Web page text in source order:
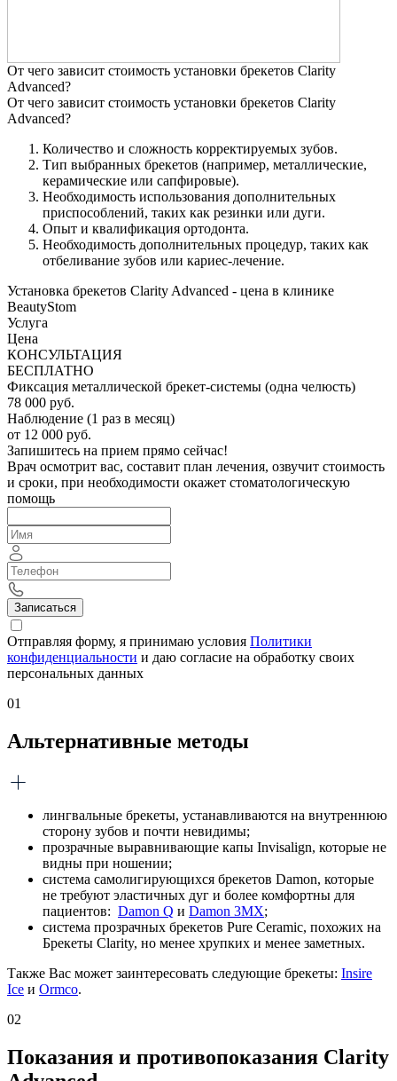
От чего зависит стоимость установки брекетов Clarity
Advanced?
От чего зависит стоимость установки брекетов Clarity
Advanced?
Количество и сложность корректируемых зубов.
Тип выбранных брекетов (например, металлические,
керамические или сапфировые).
Необходимость использования дополнительных
приспособлений, таких как резинки или дуги.
Опыт и квалификация ортодонта.
Необходимость дополнительных процедур, таких как
отбеливание зубов или кариес-лечение.
Установка брекетов Clarity Advanced - цена в клинике
BeautyStom
Услуга
Цена
КОНСУЛЬТАЦИЯ
БЕСПЛАТНО
Фиксация металлической брекет-системы (одна челюсть)
78 000 руб.
Наблюдение (1 раз в месяц)
от 12 000 руб.
Запишитесь на прием прямо сейчас!
Врач осмотрит вас, составит план лечения, озвучит стоимость
и сроки, при необходимости окажет стоматологическую
помощь
Записаться
Отправляя форму, я принимаю условия Политики
конфиденциальности и даю согласие на обработку своих
персональных данных
01
Альтернативные методы
лингвальные брекеты, устанавливаются на внутреннюю
сторону зубов и почти невидимы;
прозрачные выравнивающие капы Invisalign, которые не
видны при ношении;
система самолигирующихся брекетов Damon, которые
не требуют эластичных дуг и более комфортны для
пациентов: Damon Q и Damon 3MX;
система прозрачных брекетов Pure Ceramic, похожих на
Брекеты Clarity, но менее хрупких и менее заметных.
Также Вас может заинтересовать следующие брекеты: Insire
Ice и Ormco.
02
Показания и противопоказания Clarity